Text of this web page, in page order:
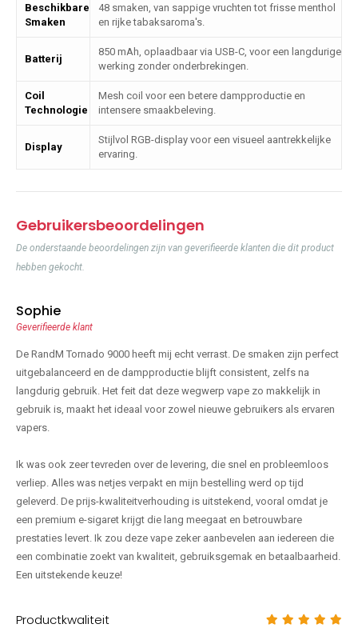
Beschikbare
Smaken
48 smaken, van sappige vruchten tot frisse menthol
en rijke tabaksaroma's.
Batterij
850 mAh, oplaadbaar via USB-C, voor een langdurige
werking zonder onderbrekingen.
Coil
Technologie
Mesh coil voor een betere dampproductie en
intensere smaakbeleving.
Display
Stijlvol RGB-display voor een visueel aantrekkelijke
ervaring.
Gebruikersbeoordelingen
De onderstaande beoordelingen zijn van geverifieerde klanten die dit product
hebben gekocht.
Sophie
Geverifieerde klant
De RandM Tornado 9000 heeft mij echt verrast. De smaken zijn perfect
uitgebalanceerd en de dampproductie blijft consistent, zelfs na
langdurig gebruik. Het feit dat deze wegwerp vape zo makkelijk in
gebruik is, maakt het ideaal voor zowel nieuwe gebruikers als ervaren
vapers.
Ik was ook zeer tevreden over de levering, die snel en probleemloos
verliep. Alles was netjes verpakt en mijn bestelling werd op tijd
geleverd. De prijs-kwaliteitverhouding is uitstekend, vooral omdat je
een premium e-sigaret krijgt die lang meegaat en betrouwbare
prestaties levert. Ik zou deze vape zeker aanbevelen aan iedereen die
een combinatie zoekt van kwaliteit, gebruiksgemak en betaalbaarheid.
Een uitstekende keuze!
Productkwaliteit